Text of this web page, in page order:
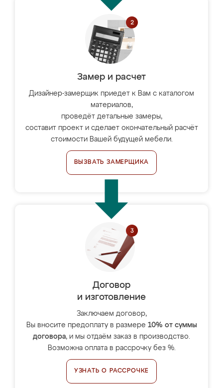
Замер и расчет
Дизайнер-замерщик приедет к Вам с каталогом
материалов,
проведёт детальные замеры,
составит проект и сделает окончательный расчёт
стоимости Вашей будущей мебели.
ВЫЗВАТЬ ЗАМЕРЩИКА
Договор
и изготовление
Заключаем договор,
Вы вносите предоплату в размере 10% от суммы
договора, и мы отдаём заказ в производство.
Возможна оплата в рассрочку без %.
УЗНАТЬ О РАССРОЧКЕ